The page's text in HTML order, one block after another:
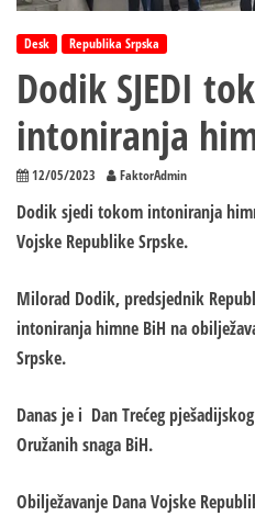
Desk Republika Srpska
Dodik SJEDI
intoniranja
12/05/2023 FaktorAdmin
Dodik sjedi tokom intoniranja
Vojske Republike Srpske.
Milorad Dodik, predsjednik
intoniranja himne BiH na
Srpske.
Danas je i Dan Trećeg
Oružanih snaga BiH.
Obilježavanje Dana Vojske